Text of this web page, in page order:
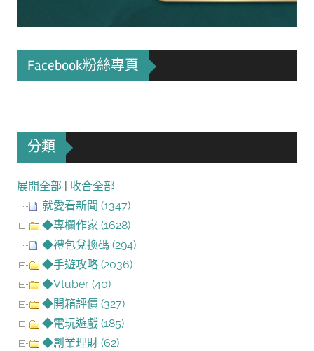
Facebook粉絲專頁
分類
展開全部
收合全部
就愛看新聞 (1347)
◆專欄作家 (1628)
◆禮包兌換碼 (294)
◆手遊攻略 (2036)
◆Vtuber (40)
◆開箱評價 (327)
◆電玩遊戲 (185)
◆創業理財 (62)